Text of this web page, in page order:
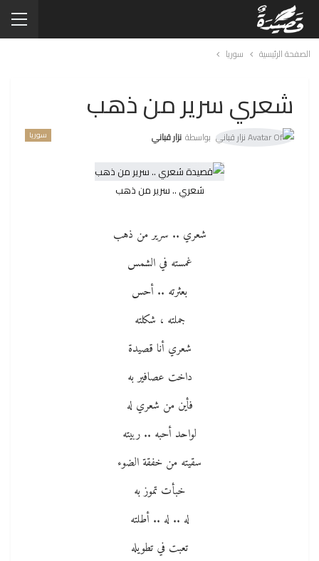
الصفحة الرئيسية سوريا
شعري سرير من ذهب
سوريا بواسطة نزار قباني
شعري .. سرير من ذهب
شعري .. سرير من ذهب
غمسته في الشمس
بعثرته .. أحس
جملته ، شكلته
شعري أنا قصيدة
داخت عصافير به
فأين من شعري له
لواحد أحبه .. ربيته
سقيته من خفقة الضوء
خبأت تموز به
له .. له .. أطلته
تعبت في تطويله